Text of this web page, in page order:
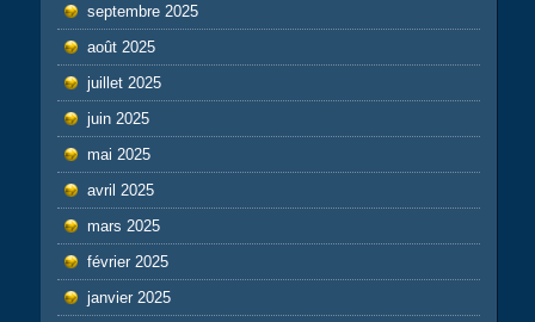
septembre 2025
août 2025
juillet 2025
juin 2025
mai 2025
avril 2025
mars 2025
février 2025
janvier 2025